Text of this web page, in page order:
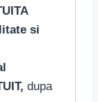
si
dupa